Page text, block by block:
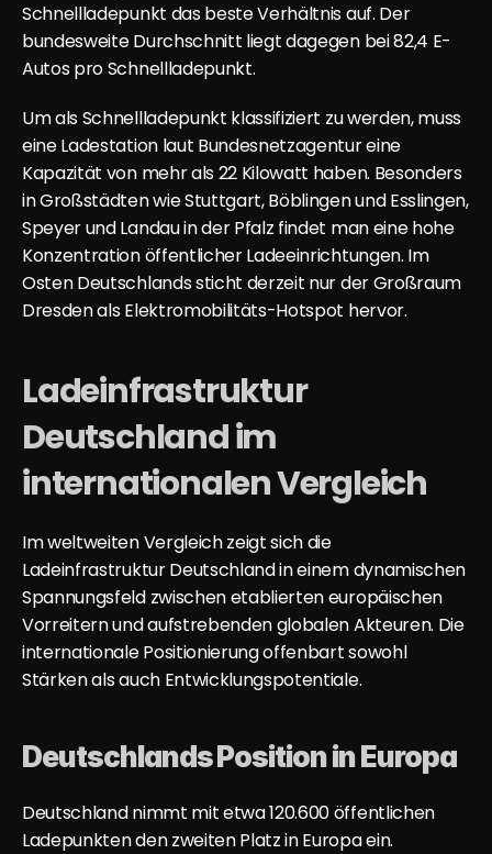
Schnellladepunkt das beste Verhältnis auf. Der
bundesweite Durchschnitt liegt dagegen bei 82,4 E-
Autos pro Schnellladepunkt.
Um als Schnellladepunkt klassifiziert zu werden, muss
eine Ladestation laut Bundesnetzagentur eine
Kapazität von mehr als 22 Kilowatt haben. Besonders
in Großstädten wie Stuttgart, Böblingen und Esslingen,
Speyer und Landau in der Pfalz findet man eine hohe
Konzentration öffentlicher Ladeeinrichtungen. Im
Osten Deutschlands sticht derzeit nur der Großraum
Dresden als Elektromobilitäts-Hotspot hervor.
Ladeinfrastruktur
Deutschland im
internationalen Vergleich
Im weltweiten Vergleich zeigt sich die
Ladeinfrastruktur Deutschland in einem dynamischen
Spannungsfeld zwischen etablierten europäischen
Vorreitern und aufstrebenden globalen Akteuren. Die
internationale Positionierung offenbart sowohl
Stärken als auch Entwicklungspotentiale.
Deutschlands Position in Europa
Deutschland nimmt mit etwa 120.600 öffentlichen
Ladepunkten den zweiten Platz in Europa ein.